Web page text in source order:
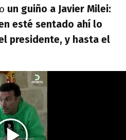
un guiño a Javier Milei:
esté sentado ahí lo
presidente, y hasta el